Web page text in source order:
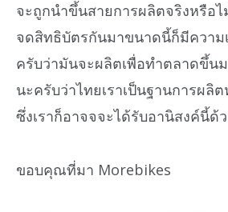
จะถูกนำขึ้นสายการผลิตจริงหรือ
จดสิทธิบัตรกันมาขนาดนี้ก็มีความ
ครับว่ามันจะผลิตเพื่อทำตลาดขึ้น
นะครับว่าไทยเราเป็นฐานการผลิ
ซึ่งเราก็อาจจจะได้รับอานิสงค์นี้ด้
ขอบคุณที่มา Morebikes